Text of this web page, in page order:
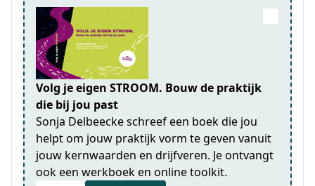
Volg je eigen STROOM. Bouw de praktijk
die bij jou past
Sonja Delbeecke schreef een boek die jou
helpt om jouw praktijk vorm te geven vanuit
jouw kernwaarden en drijfveren. Je ontvangt
ook een werkboek en online toolkit.